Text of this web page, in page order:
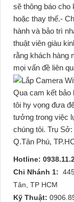
sẽ thông báo
hoặc thay thế.-
hành và bảo trì
thuật viên giàu
rằng khách hàng
mọi vấn đề liên
Qua cam kết bảo
tôi hy vọng đưa
tưởng trong việc
chúng tôi. Trụ Sở:
Q.Tân Phú,
Hotline:
Chi Nhánh 1:
Tân, TP HCM
Kỹ Thuật: